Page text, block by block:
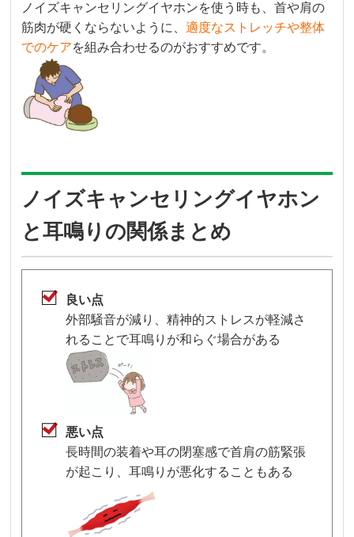
ノイズキャンセリングイヤホンを使う時も、首や肩の
筋肉が硬くならないように、適度なストレッチや整体
でのケアを組み合わせるのがおすすめです。
ノイズキャンセリングイヤホン
と耳鳴りの関係まとめ
良い点
外部騒音が減り、精神的ストレスが軽減さ
れることで耳鳴りが和らぐ場合がある
悪い点
長時間の装着や耳の閉塞感で首肩の筋緊張
が起こり、耳鳴りが悪化することもある